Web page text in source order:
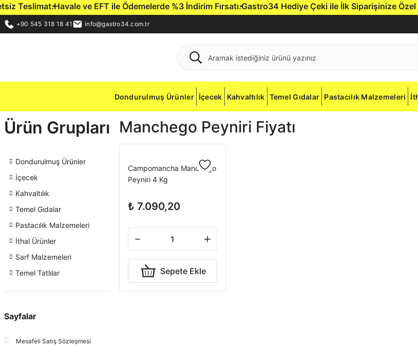
Teslimat.Havale ve EFT ile Ödemelerde %3 İndirim Fırsatı.Gastro34 Hediye Çeki ile İlk Siparişinize Özel
+90 545 318 18 41 info@gastro34.com.tr
Dondurulmuş Ürünler İçecek Kahvaltılık Temel Gıdalar Pastacılık Malzemeleri
Ürün Grupları
Dondurulmuş Ürünler
İçecek
Kahvaltılık
Temel Gıdalar
Pastacılık Malzemeleri
İthal Ürünler
Sarf Malzemeleri
Temel Tatlılar
Sayfalar
Mesafeli Satış Sözleşmesi
Manchego Peyniri Fiyatı
Campomancha Manchego
Peyniri 4 Kg
₺ 7.090,20
Sepete Ekle